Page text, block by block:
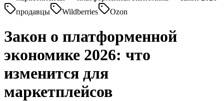
продавцы
Wildberries Ozon
Закон о платформенной
экономике 2026: что
изменится для
маркетплейсов